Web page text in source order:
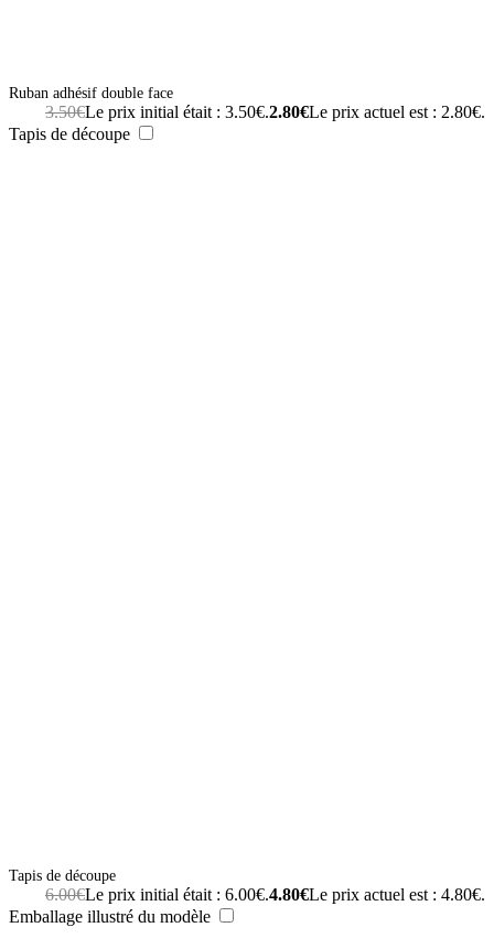
Ruban adhésif double face
3.50€Le prix initial était : 3.50€.2.80€Le prix actuel est : 2.80€.
Tapis de découpe
Tapis de découpe
6.00€Le prix initial était : 6.00€.4.80€Le prix actuel est : 4.80€.
Emballage illustré du modèle